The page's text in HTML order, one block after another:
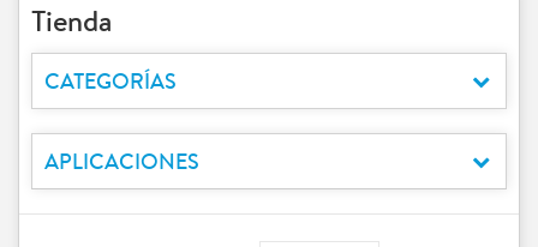
Tienda
CATEGORÍAS
APLICACIONES